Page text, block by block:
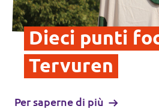
Dieci punti
Tervuren
Per saperne di più